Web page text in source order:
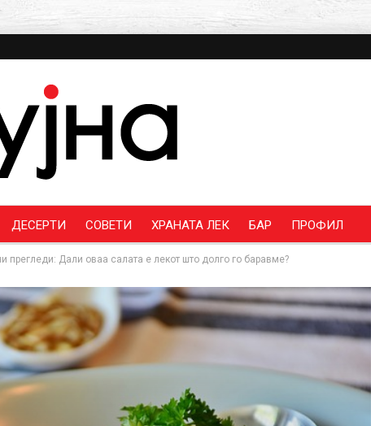
ДЕСЕРТИ СОВЕТИ ХРАНАТА ЛЕК БАР ПРОФИЛ
прегледи: Дали оваа салата е лекот што долго го баравме?